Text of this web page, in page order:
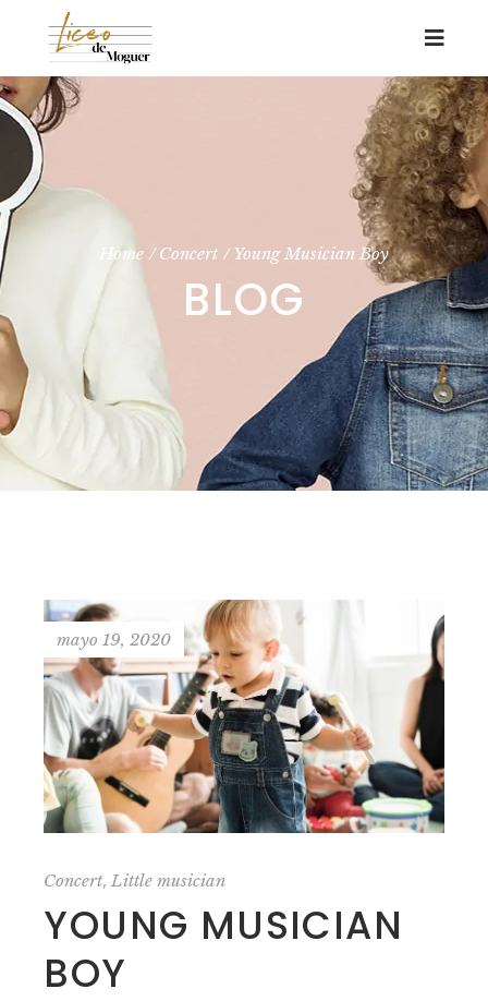
Home Concert Young Musician Boy
BLOG
mayo 19, 2020
Concert,Little musician
YOUNG MUSICIAN
BOY